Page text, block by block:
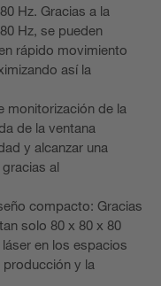
Hz. Gracias a la
Hz, se pueden
rápido movimiento
así la
monitorización de la
de la ventana
y alcanzar una
al
compacto: Gracias
solo 80 x 80 x 80
en los espacios
y la